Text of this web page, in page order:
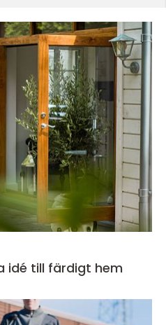
första idé till färdigt hem